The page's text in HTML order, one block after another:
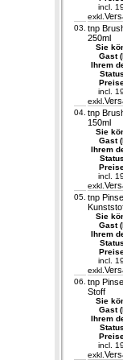
incl.
exkl.
03. tnp
250ml
Sie
Gast
Ihrem
incl.
exkl.
04. tnp
150ml
Sie
Gast
Ihrem
incl.
exkl.
05. tnp
Sie
Gast
Ihrem
incl.
exkl.
06. tnp
Stoff
Sie
Gast
Ihrem
incl.
exkl.